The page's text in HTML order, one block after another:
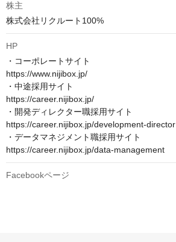
株主
株式会社リクルート100%
HP
・コーポレートサイト
https://www.nijibox.jp/
・中途採用サイト
https://career.nijibox.jp/
・開発ディレクター職採用サイト
https://career.nijibox.jp/development-director
・データマネジメント職採用サイト
https://career.nijibox.jp/data-management
Facebookページ